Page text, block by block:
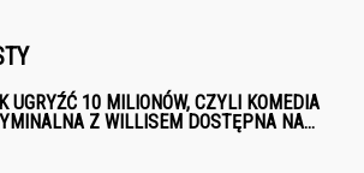
UGRYŹĆ 10 MILIONÓW, CZYLI KOMEDIA
Z WILLISEM DOSTĘPNA NA...